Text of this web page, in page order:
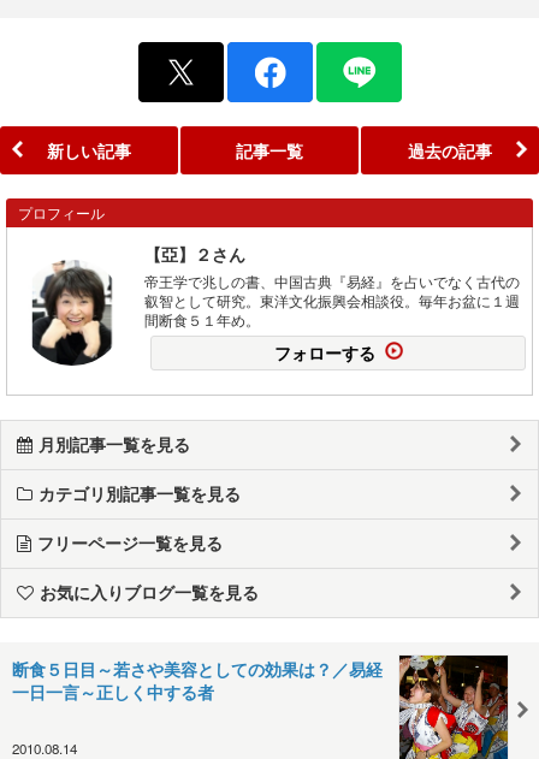
新しい記事 記事一覧 過去の記事
プロフィール
【亞】２さん
帝王学で兆しの書、中国古典『易経』を占いでなく古代の
叡智として研究。東洋文化振興会相談役。毎年お盆に１週
間断食５１年め。
フォローする
月別記事一覧を見る
カテゴリ別記事一覧を見る
フリーページ一覧を見る
お気に入りブログ一覧を見る
断食５日目～若さや美容としての効果は？／易経
一日一言～正しく中する者
2010.08.14